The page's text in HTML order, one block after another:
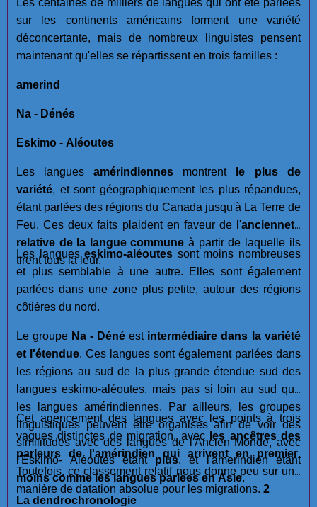
sur les continents américains forment une variété
déconcertante, mais de nombreux linguistes pensent
maintenant qu'elles se répartissent en trois familles :
amerind
Na - Dénés
Eskimo - Aléoutes
Les langues amérindiennes montrent
le plus de
variété, et sont géographiquement les plus répandues,
étant parlées des régions du Canada jusqu'à La Terre de
Feu. Ces deux faits plaident en faveur de l'ancienneté
relative de la langue commune à partir de laquelle ils
tirent tous la leur.
Les langueseskimo-aléoutes sont moins nombreuses
et plus semblable à une autre. Elles sont également
parlées dans une zone plus petite, autour des régions
côtières du nord.
Le groupe Na - Déné est intermédiaire dans la variété
et l'étendue. Ces langues sont également parlées dans
les régions au sud de la plus grande étendue sud des
langues eskimo-aléoutes, mais pas si loin au sud que
les langues amérindiennes. Par ailleurs, les groupes
linguistiques peuvent être organisés afin de voir des
similitudes avec des langues de l'Ancien Monde, avec
l'Eskimo- Aléoutes êtantplus, et l'amerindien étant
moins comme les langues parlées en Asie.
Cet agencement des langues avec les points à trois
vagues distinctes de migration, avec les ancêtres des
parleurs de l'amérindien qui arrivent en premier.
Toutefois, ce classement relatif nous donne peu sur une
manière de datation absolue pour les migrations. 2
La dendrochronologie